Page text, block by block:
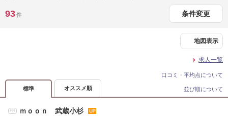
93件 条件変更
地図表示
求人一覧
口コミ・平均点について
標準 オススメ順 並び順について
PR ｍｏｏｎ 武蔵小杉